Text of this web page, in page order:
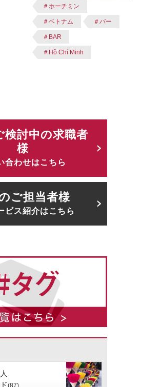
＃ホーチミン
＃ベトナム ＃バー
＃BAR
＃Hồ Chí Minh
検討中の求職者
様
合わせはこちら
ご担当者様
ビス紹介はこちら
(87)